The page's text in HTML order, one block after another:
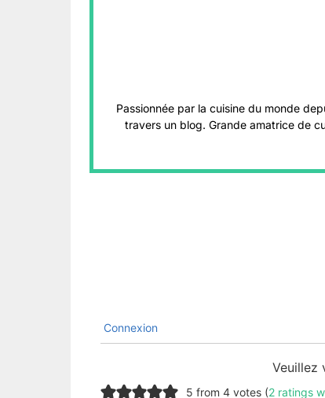
Passionnée par la cuisine du monde
travers un blog. Grande amatrice de
Connexion
Veuillez
5 from 4 votes (2 ratings